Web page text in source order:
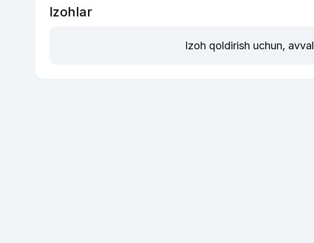
Izohlar
Izoh qoldirish uchun, avval